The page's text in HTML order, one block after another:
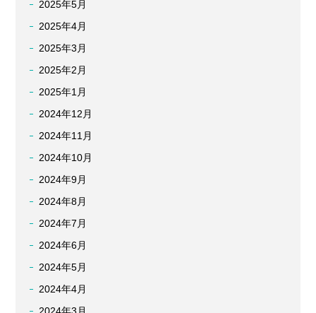
2025年5月
2025年4月
2025年3月
2025年2月
2025年1月
2024年12月
2024年11月
2024年10月
2024年9月
2024年8月
2024年7月
2024年6月
2024年5月
2024年4月